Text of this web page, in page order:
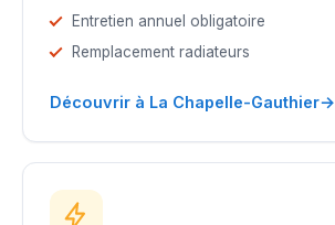
Entretien annuel obligatoire
Remplacement radiateurs
Découvrir à La Chapelle-Gauthier→